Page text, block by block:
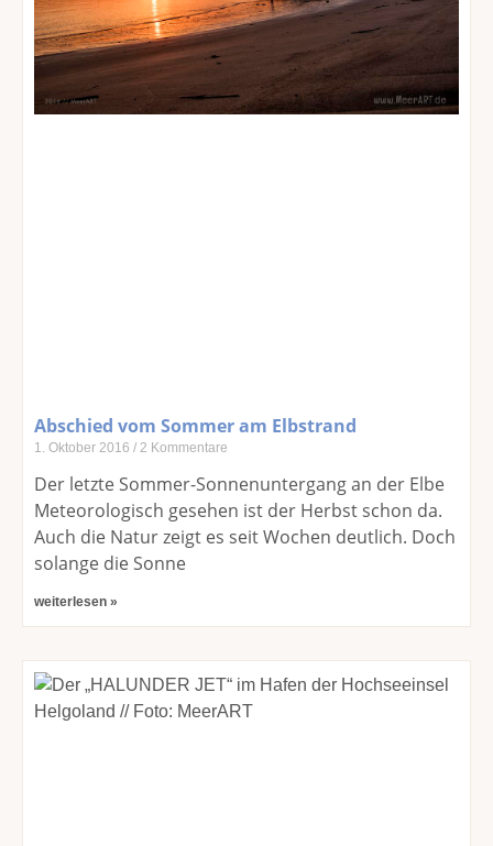
Abschied vom Sommer am Elbstrand
1. Oktober 2016 2 Kommentare
Der letzte Sommer-Sonnenuntergang an der Elbe
Meteorologisch gesehen ist der Herbst schon da.
Auch die Natur zeigt es seit Wochen deutlich. Doch
solange die Sonne
weiterlesen »